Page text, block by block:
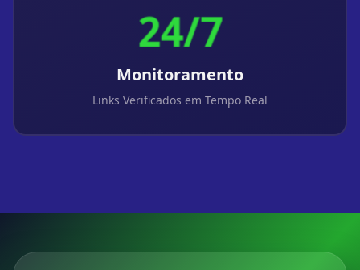
24/7
Monitoramento
Links Verificados em Tempo Real